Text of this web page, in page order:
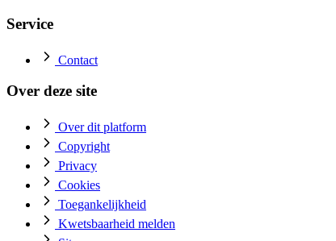
Service
Contact
Over deze site
Over dit platform
Copyright
Privacy
Cookies
Toegankelijkheid
Kwetsbaarheid melden